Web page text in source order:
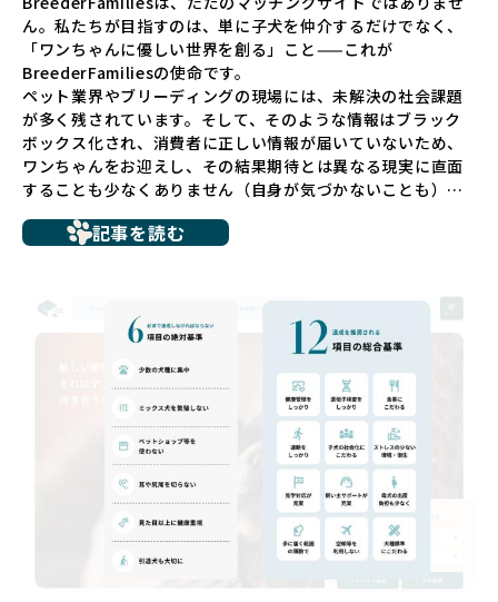
ん。私たちが目指すのは、単に子犬を仲介するだけでなく、
「ワンちゃんに優しい世界を創る」こと——これが
BreederFamiliesの使命です。
ペット業界やブリーディングの現場には、未解決の社会課題
が多く残されています。そして、そのような情報はブラック
ボックス化され、消費者に正しい情報が届いていないため、
ワンちゃんをお迎えし、その結果期待とは異なる現実に直面
することも少なくありません（自身が気づかないことも）。
ち、健康面や社会性に問題を抱えていたり、またブリーダー
いるというケースもあります。こうした問題は、消費者にと
っても大きな負担であり、ワンちゃん自身にとっても非常に
だからこそ、私たちは正しい情報と安心して選べる場所を提
供すべきだと考えています。BreederFamiliesでは、ワンち
ゃんを家族のように愛する「優良ブリーダー」のみを独自の
厳しい基準で厳選し、その評価基準や評価結果をオープンに
しています。これにより、消費者の皆様が安心して子犬やブ
リーダーを選べる環境を整えています。
そして、消費者の皆様が正しい情報をもとに優良ブリーダー
を求めることで、ワンちゃんを家族のように愛する優良ブリ
ーダーが増え、営利優先の「悪徳ブリーダー」が自然と淘汰
される社会を目指しています。目の前の子犬だけでなく、親
記事を読む